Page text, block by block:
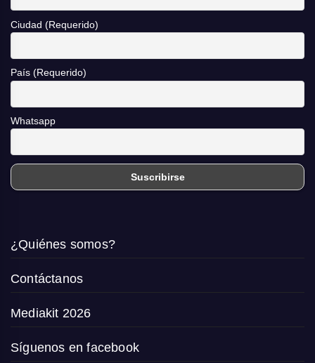
Ciudad (Requerido)
País (Requerido)
Whatsapp
¿Quiénes somos?
Contáctanos
Mediakit 2026
Síguenos en facebook